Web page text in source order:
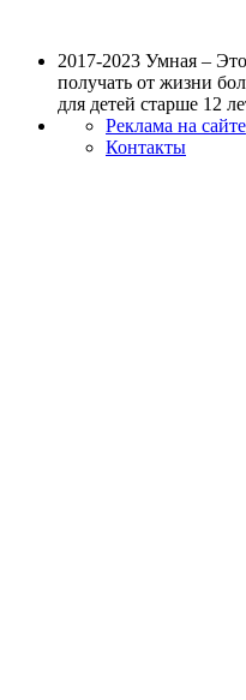
2017-2023 Умная –
получать от жизни
для детей старше 12
Реклама на сайте
Контакты